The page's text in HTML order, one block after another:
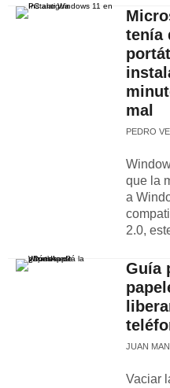
tenía
mal
PEDRO
que la
a
2.0,
Guía
JUAN
Vaciar